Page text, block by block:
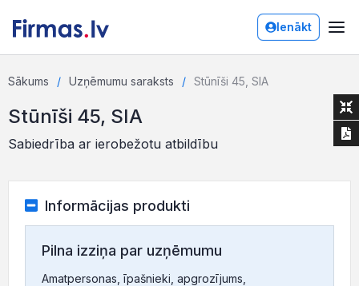
Ienākt
Sākums Uzņēmumu saraksts Stūnīši 45, SIA
Stūnīši 45, SIA
Sabiedrība ar ierobežotu atbildību
Informācijas produkti
Pilna izziņa par uzņēmumu
Amatpersonas, īpašnieki, apgrozījums,